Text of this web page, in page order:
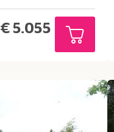
€ 5.055 Prijsklasse:
€2.662